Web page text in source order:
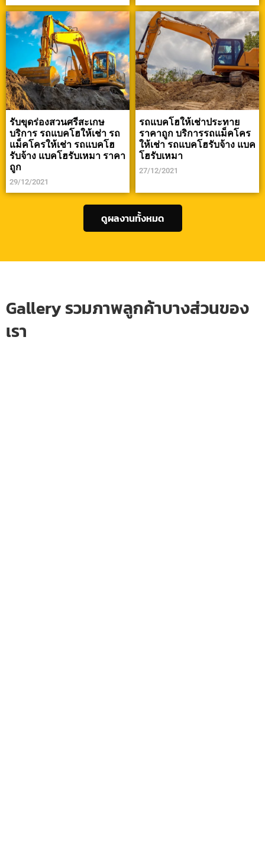
รับขุดร่องสวนศรีสะเกษ
บริการ รถแบคโฮให้เช่า รถ
แม็คโครให้เช่า รถแบคโฮ
รับจ้าง แบคโฮรับเหมา ราคา
ถูก
29/12/2021
รถแบคโฮให้เช่าประทาย
ราคาถูก บริการรถแม็คโคร
ให้เช่า รถแบคโฮรับจ้าง แบค
โฮรับเหมา
27/12/2021
ดูผลงานทั้งหมด
Gallery รวมภาพลูกค้าบางส่วนของ
เรา